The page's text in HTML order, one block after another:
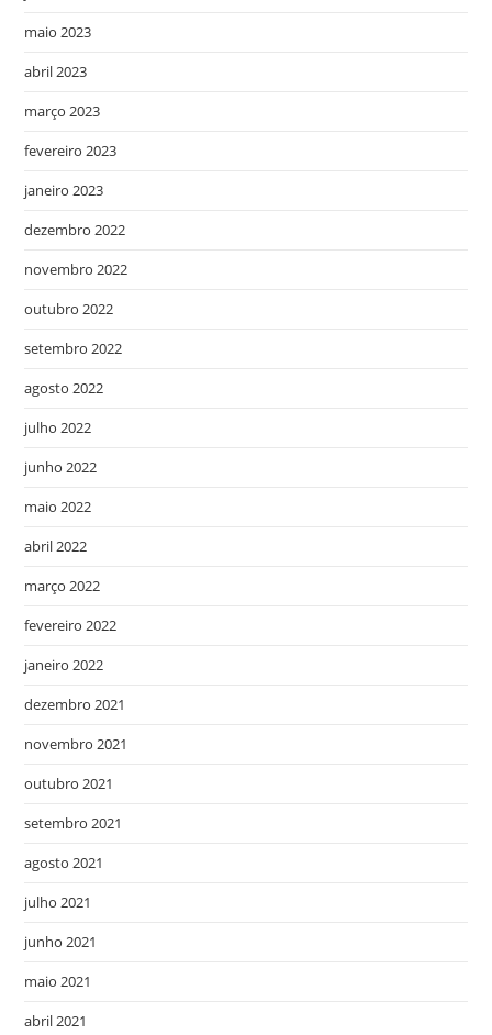
maio 2023
abril 2023
março 2023
fevereiro 2023
janeiro 2023
dezembro 2022
novembro 2022
outubro 2022
setembro 2022
agosto 2022
julho 2022
junho 2022
maio 2022
abril 2022
março 2022
fevereiro 2022
janeiro 2022
dezembro 2021
novembro 2021
outubro 2021
setembro 2021
agosto 2021
julho 2021
junho 2021
maio 2021
abril 2021